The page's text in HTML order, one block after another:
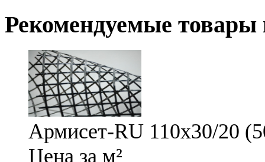
Рекомендуемые товары
Армисет-RU 110х30/20
Цена за м²